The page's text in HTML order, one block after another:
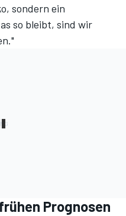
sondern ein
so bleibt, sind wir
Prognosen